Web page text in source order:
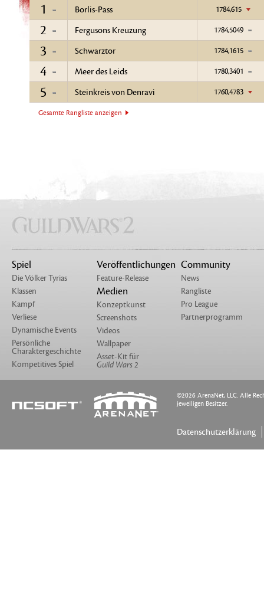
1 Borlis-Pass 1784,615
2 Fergusons Kreuzung 1784,5049
3 Schwarztor 1784,1615
4 Meer des Leids 1780,3401
5 Steinkreis von Denravi 1760,4783
Gesamte Rangliste anzeigen
Spiel
Die Völker Tyrias
Klassen
Kampf
Verliese
Dynamische Events
Persönliche
Charaktergeschichte
Kompetitives Spiel
Veröffentlichungen
Feature-Release
Medien
Konzeptkunst
Screenshots
Videos
Wallpaper
Asset-Kit für
Guild Wars 2
Community
News
Rangliste
Pro League
Partnerprogramm
©2026 ArenaNet, LLC. Alle
jeweiligen Besitzer.
Datenschutzerklärung